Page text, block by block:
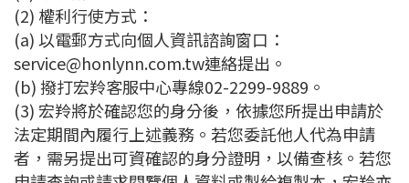
(2) 權利行使方式：
(a) 以電郵方式向個人資訊諮詢窗口：
service@honlynn.com.tw連絡提出。
(b) 撥打宏羚客服中心專線02-2299-9889。
(3) 宏羚將於確認您的身分後，依據您所提出申請於
法定期間內履行上述義務。若您委託他人代為申請
者，需另提出可資確認的身分證明，以備查核。若您